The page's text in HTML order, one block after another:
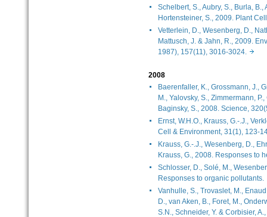
Schelbert, S., Aubry, S., Burla, B.,
Hortensteiner, S., 2009. Plant
Vetterlein, D., Wesenberg, D.,
Mattusch, J. & Jahn, R., 2009.
1987), 157(11), 3016-3024.
2008
Baerenfaller, K., Grossmann, J.,
M., Yalovsky, S., Zimmermann,
Baginsky, S., 2008. Science,
Ernst, W.H.O., Krauss, G.-.J.,
Cell & Environment, 31(1),
Krauss, G.-.J., Wesenberg, D.,
Krauss, G., 2008. Responses
Schlosser, D., Solé, M.,
Responses to organic
Vanhulle, S., Trovaslet, M.,
D., van Aken, B., Foret, M.,
S.N., Schneider, Y. & Corbisier,